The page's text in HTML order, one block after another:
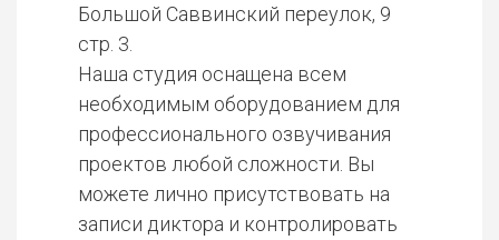
Большой Саввинский переулок, 9
стр. 3.
Наша студия оснащена всем
необходимым оборудованием для
профессионального озвучивания
проектов любой сложности. Вы
можете лично присутствовать на
записи диктора и контролировать